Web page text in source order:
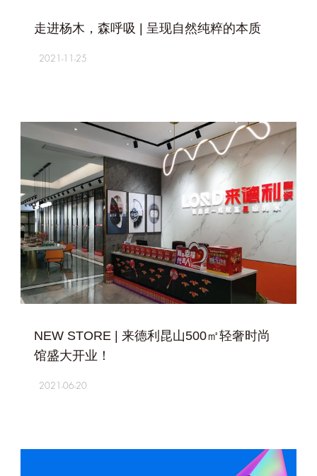
走进杨木，森呼吸 | 呈现自然纯粹的本质
2021-11-25
NEW STORE | 来德利昆山500㎡轻奢时尚
馆盛大开业！
2021-06-20